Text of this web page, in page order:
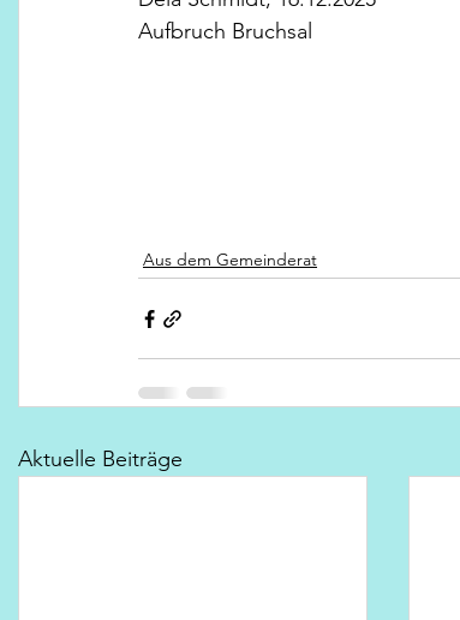
Aufbruch Bruchsal
Aus dem Gemeinderat
Aktuelle Beiträge